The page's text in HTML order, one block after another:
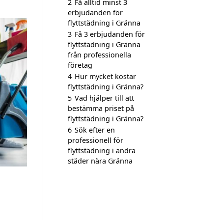
2 Få alltid minst 3
erbjudanden för
flyttstädning i Gränna
3 Få 3 erbjudanden för
flyttstädning i Gränna
från professionella
företag
4 Hur mycket kostar
flyttstädning i Gränna?
5 Vad hjälper till att
bestämma priset på
flyttstädning i Gränna?
6 Sök efter en
professionell för
flyttstädning i andra
städer nära Gränna